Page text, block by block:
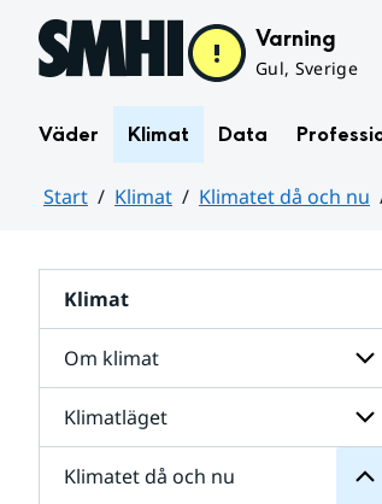
Hoppa till sidans innehåll Varning
Gul, Sverige
Väder Klimat Data
Start Klimat Klimatet då och nu
Klimat
Om klimat
för
Om
Klimatläget
Klimatet då och nu
Undersidor
för
Klimatet
då
vatten
i